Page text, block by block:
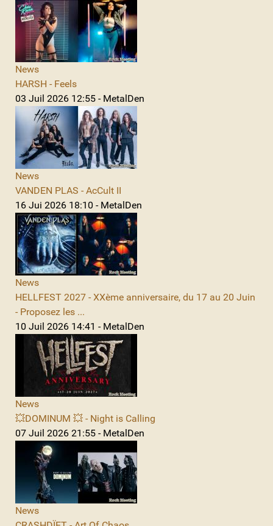
News
HARSH - Feels
03 Juil 2026 12:55 - MetalDen
News
VANDEN PLAS - AcCult II
16 Jui 2026 18:10 - MetalDen
News
HELLFEST 2027 - XXème anniversaire, du 17 au 20 Juin
- Proposez les ...
10 Juil 2026 14:41 - MetalDen
News
💥DOMINUM 💥 - Night is Calling
07 Juil 2026 21:55 - MetalDen
News